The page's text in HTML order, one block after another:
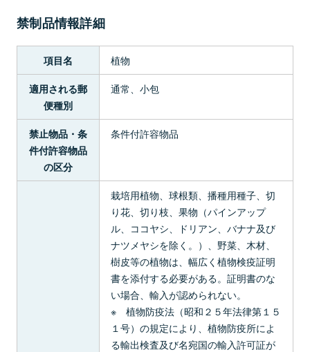
禁制品情報詳細
項目名 植物
適用される郵
便種別
通常、小包
禁止物品・条
件付許容物品
の区分
条件付許容物品
栽培用植物、球根類、播種用種子、切
り花、切り枝、果物（パインアップ
ル、ココヤシ、ドリアン、バナナ及び
ナツメヤシを除く。）、野菜、木材、
樹皮等の植物は、幅広く植物検疫証明
書を添付する必要がある。証明書のな
い場合、輸入が認められない。
※ 植物防疫法（昭和２５年法律第１５
１号）の規定により、植物防疫所によ
る輸出検査及び名宛国の輸入許可証が